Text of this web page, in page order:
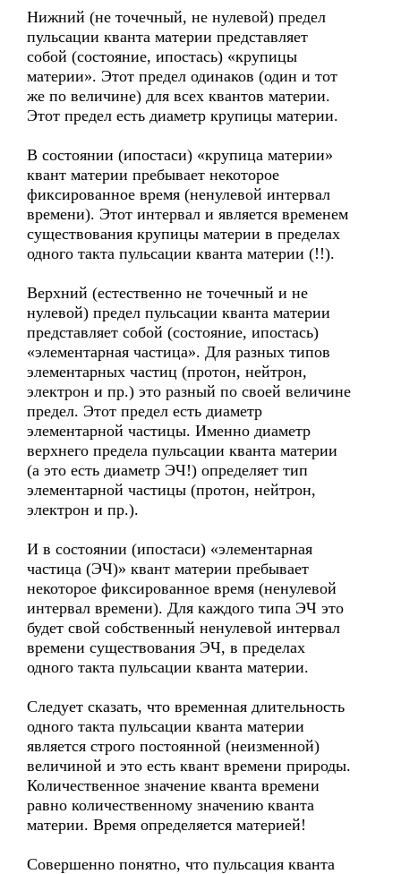
Нижний (не точечный, не нулевой) предел
пульсации кванта материи представляет
собой (состояние, ипостась) «крупицы
материи». Этот предел одинаков (один и тот
же по величине) для всех квантов материи.
Этот предел есть диаметр крупицы материи.
В состоянии (ипостаси) «крупица материи»
квант материи пребывает некоторое
фиксированное время (ненулевой интервал
времени). Этот интервал и является временем
существования крупицы материи в пределах
одного такта пульсации кванта материи (!!).
Верхний (естественно не точечный и не
нулевой) предел пульсации кванта материи
представляет собой (состояние, ипостась)
«элементарная частица». Для разных типов
элементарных частиц (протон, нейтрон,
электрон и пр.) это разный по своей величине
предел. Этот предел есть диаметр
элементарной частицы. Именно диаметр
верхнего предела пульсации кванта материи
(а это есть диаметр ЭЧ!) определяет тип
элементарной частицы (протон, нейтрон,
электрон и пр.).
И в состоянии (ипостаси) «элементарная
частица (ЭЧ)» квант материи пребывает
некоторое фиксированное время (ненулевой
интервал времени). Для каждого типа ЭЧ это
будет свой собственный ненулевой интервал
времени существования ЭЧ, в пределах
одного такта пульсации кванта материи.
Следует сказать, что временная длительность
одного такта пульсации кванта материи
является строго постоянной (неизменной)
величиной и это есть квант времени природы.
Количественное значение кванта времени
равно количественному значению кванта
материи. Время определяется материей!
Совершенно понятно, что пульсация кванта